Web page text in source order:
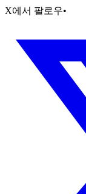
X에서 팔로우•